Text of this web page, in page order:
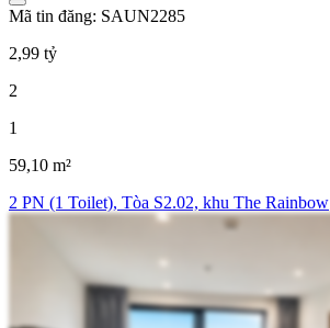
Mã tin đăng: SAUN2285
2,99 tỷ
2
1
59,10 m²
2 PN (1 Toilet), Tòa S2.02, khu The Rainbow